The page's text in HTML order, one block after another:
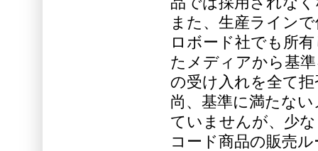
また、生産ライン
ロボード社でも所
たメディアから基
の受け入れを全て
尚、基準に満たな
ていませんが、少
コード商品の販売